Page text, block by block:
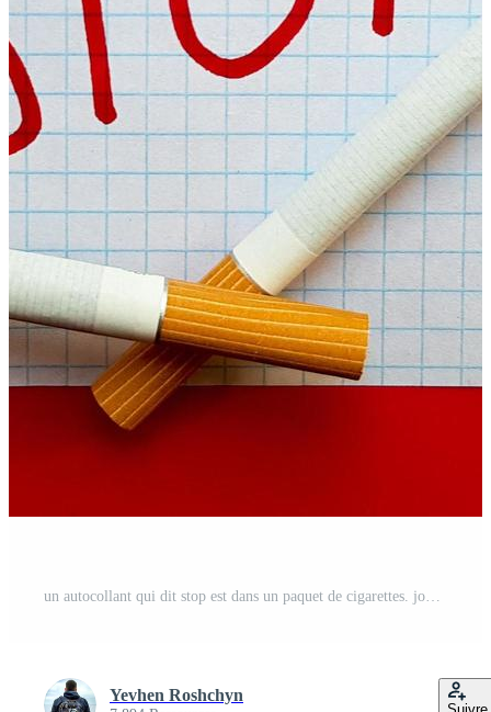
un autocollant qui dit stop est dans un paquet de cigarettes. journée mondiale sans tabac. arrêter de fumer. se battre avec des cigarettes Photo Gratuite
Yevhen Roshchyn